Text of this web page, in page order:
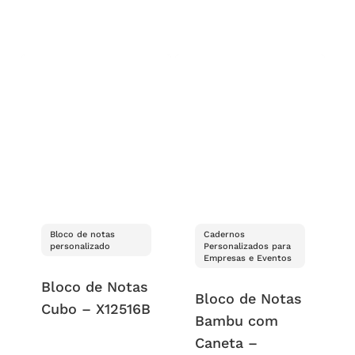
Bloco de notas
personalizado
Bloco de Notas
Cubo – X12516B
Cadernos
Personalizados para
Empresas e Eventos
Bloco de Notas
Bambu com
Caneta –